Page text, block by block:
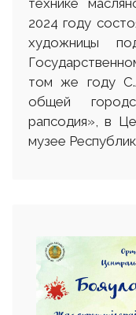
2024 году
художницы
том же году
общей
рапсодия», в
музее